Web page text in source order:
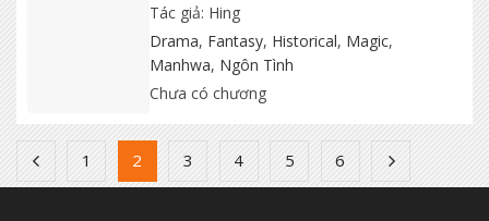
Tác giả: Hing
Drama, Fantasy, Historical, Magic,
Manhwa, Ngôn Tình
Chưa có chương
1 2 3 4 5 6